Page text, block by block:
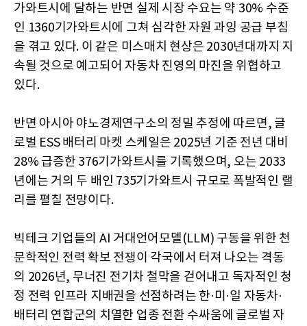
가와트시에 달하는 반면 실제 시장 수요는 약 30% 수준
인 1360기가와트시에 그쳐 심각한 자원 과잉 공급 부침
을 겪고 있다. 이 같은 미스매치 현상은 2030년대까지 지
속될 것으로 예고되어 자동차 진영의 마진을 위협하고
있다.
반면 아시아 야노경제연구소의 정밀 추정에 따르면, 글
로벌 ESS 배터리 마켓 스케일은 2025년 기준 전년 대비
28% 급증한 376기가와트시를 기록했으며, 오는 2033
년에는 거의 두 배인 735기가와트시 규모로 폭발적인 랠
리를 펼칠 전망이다.
빅테크 기업들의 AI 거대언어모델(LLM) 구동을 위한 천
문학적인 전력 확보 전쟁이 각국에서 터져 나오는 격동
의 2026년, 무너진 전기차 철막을 걷어내고 독자적인 청
정 전력 인프라 지배권을 선점하려는 한·미·일 자동차·
배터리 연합군의 치열한 업종 전환 수싸움에 글로벌 자